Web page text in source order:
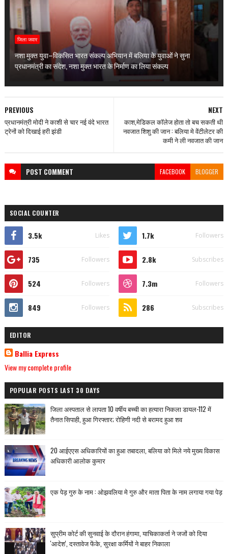
जिला जवार
नशा मुक्त युवा–विकसित भारत संकल्प अभियान में बलिया के युवाओं ने सुना
प्रधानमंत्री का संदेश, नशा मुक्त भारत के निर्माण का लिया संकल्प
NEXT
काश,मेडिकल कॉलेज होता तो बच सकती थी
नवजात शिशु की जान : बलिया मे वेंटीलेटर की
कमी ने ली नवजात की जान
PREVIOUS
प्रधानमंत्री मोदी ने काशी से चार नई वंदे भारत
ट्रेनों को दिखाई हरी झंडी
POST COMMENT FACEBOOK BLOGGER
SOCIAL COUNTER
3.5k Likes 1.7k Followers
735 Followers 2.8k Subscribes
524 Followers 7.3m Followers
849 Followers 286 Subscribes
EDITOR
Ballia Express
View my complete profile
POPULAR POSTS LAST 30 DAYS
जिला अस्पताल से लापता 10 वर्षीय बच्ची का हत्यारा निकला डायल-112 में
तैनात सिपाही, हुआ गिरफ्तार; रोहिणी नदी से बरामद हुआ शव
20 आईएएस अधिकारियों का हुआ तबादला, बलिया को मिले नये मुख्य विकास
अधिकारी आलोक कुमार
एक पेड़ गुरु के नाम : ओझवलिया मे गुरु और माता पिता के नाम लगाया गया पेड़
सुप्रीम कोर्ट की सुनवाई के दौरान हंगामा, याचिकाकर्ता ने जजों को दिया
'आदेश', दस्तावेज फेंके, सुरक्षा कर्मियों ने बाहर निकाला